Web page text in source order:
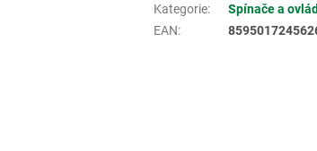
Kategorie:
Spínače a
EAN: